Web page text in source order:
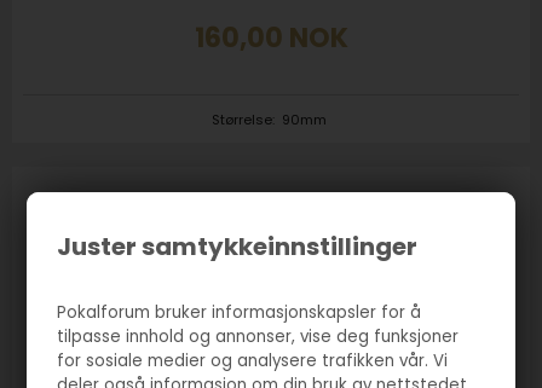
Juster samtykkeinnstillinger
Pokalforum bruker informasjonskapsler for å
tilpasse innhold og annonser, vise deg funksjoner
for sosiale medier og analysere trafikken vår. Vi
160,00 NOK
Størrelse: 90mm